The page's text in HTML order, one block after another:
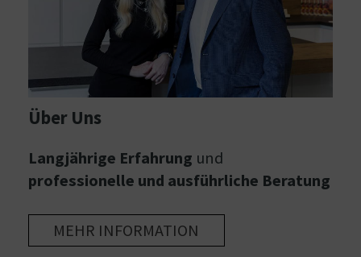
Über Uns
Langjährige Erfahrung und
professionelle und ausführliche Beratung
MEHR INFORMATION